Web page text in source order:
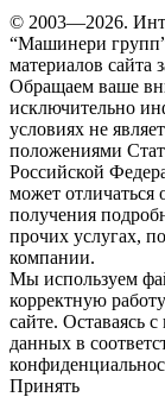
© 2003—2026.
“Машинери
материалов сайта
Обращаем ваше
исключительно
условиях не
положениями
Российской
может отличаться
получения
прочих услугах,
компании.
Мы используем
корректную
сайте. Оставаясь
данных в
Принять